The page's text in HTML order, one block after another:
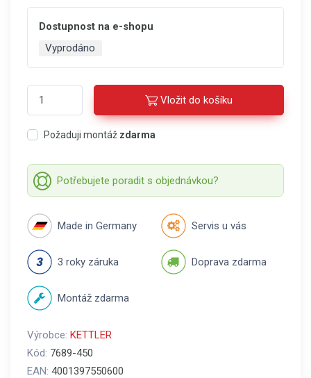
Dostupnost na e-shopu
Vyprodáno
Vložit do košíku
Požaduji montáž zdarma
Potřebujete poradit s objednávkou?
Made in Germany Servis u vás
3 roky záruka Doprava zdarma
Montáž zdarma
Výrobce: KETTLER
Kód: 7689-450
EAN: 4001397550600